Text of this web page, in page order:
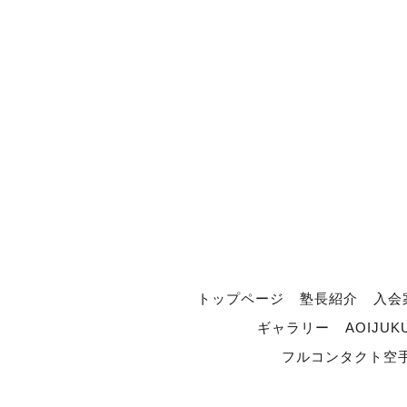
トップページ 塾長紹介
入
ギャラリー
フルコンタクト空